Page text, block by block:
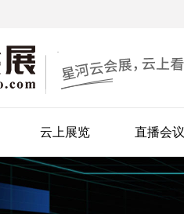
云上展览 直播会议